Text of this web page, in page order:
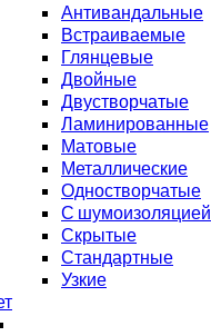
Антивандальные
Встраиваемые
Глянцевые
Двойные
Двустворчатые
Ламинированные
Матовые
Металлические
Одностворчатые
С шумоизоляцией
Скрытые
Стандартные
Узкие